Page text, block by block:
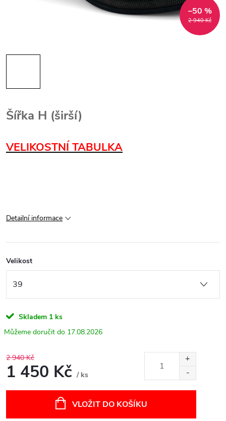
2 940 Kč
–50 %
Šířka H (širší)
VELIKOSTNÍ TABULKA
Detailní informace
Velikost
Skladem 1 ks
17.08.2026
2 940 Kč
1 450 Kč / ks
VLOŽIT DO KOŠÍKU